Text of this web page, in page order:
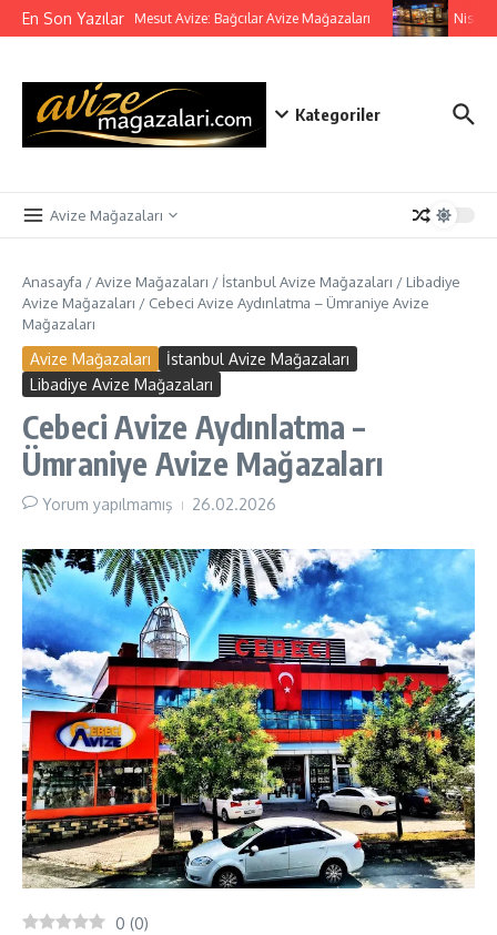
İçeriğe atla
En Son Yazılar Mesut Avize: Bağcılar Avize Mağazaları Nisa
Kategoriler
Avize Mağazaları
Anasayfa /Avize Mağazaları / İstanbul Avize Mağazaları / Libadiye
Avize Mağazaları / Cebeci Avize Aydınlatma – Ümraniye Avize
Mağazaları
Avize Mağazaları
İstanbul Avize Mağazaları
Libadiye Avize Mağazaları
Cebeci Avize Aydınlatma –
Ümraniye Avize Mağazaları
Yorum yapılmamış 26.02.2026
0 (0)